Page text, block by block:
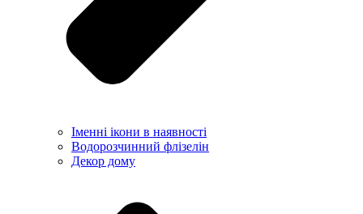
Іменні ікони в наявності
Водорозчинний флізелін
Декор дому